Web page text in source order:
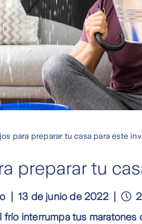
para preparar tu casa para este
preparar tu
13 de junio de 2022
frío interrumpa tus maratones